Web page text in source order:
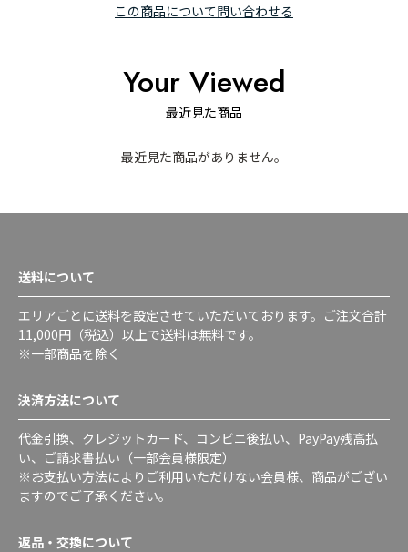
この商品について問い合わせる
Your Viewed
最近見た商品
最近見た商品がありません。
送料について
エリアごとに送料を設定させていただいております。ご注文合計
11,000円（税込）以上で送料は無料です。
※一部商品を除く
決済方法について
代金引換、クレジットカード、コンビニ後払い、PayPay残高払
い、ご請求書払い（一部会員様限定）
※お支払い方法によりご利用いただけない会員様、商品がござい
ますのでご了承ください。
返品・交換について